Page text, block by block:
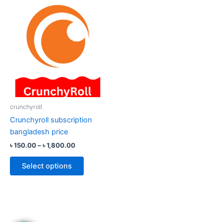
crunchyroll
Crunchyroll subscription
bangladesh price
৳150.00–৳1,800.00
range:
৳ 150.00
through
৳ 1,800.00
Select options
product
has
multiple
options
may
on
page